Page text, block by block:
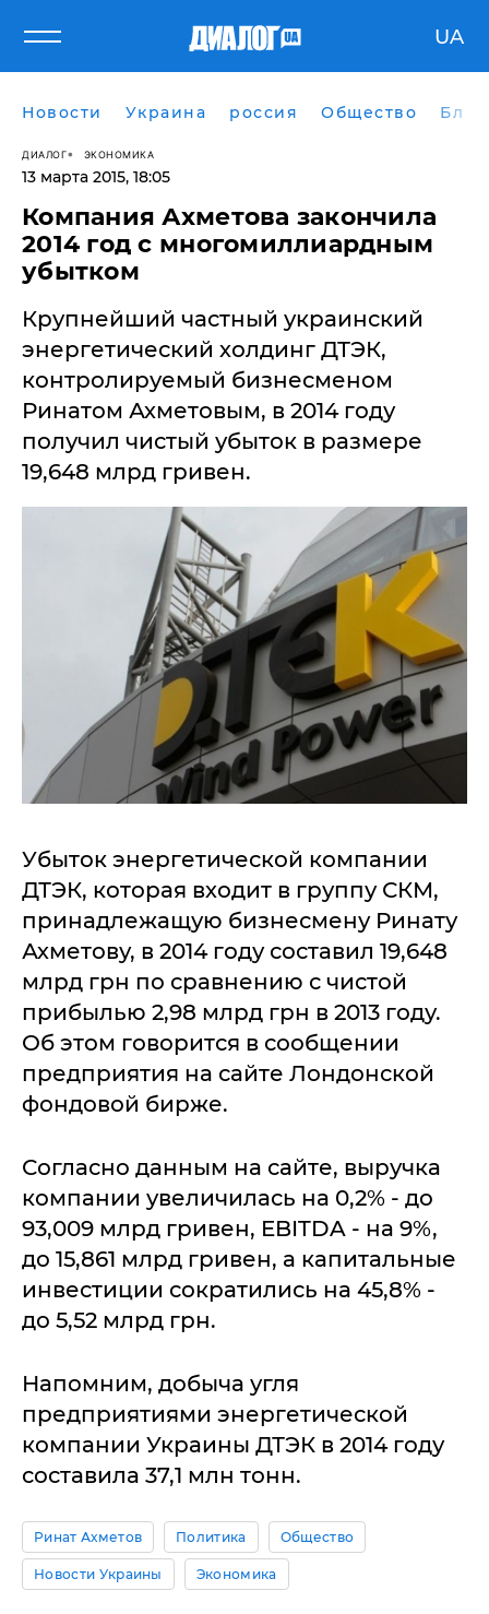
UA
Новости Украина россия Общество
ДИАЛОГ ЭКОНОМИКА
13 марта 2015, 18:05
Компания Ахметова закончила
2014 год с многомиллиардным
убытком
Крупнейший частный украинский
энергетический холдинг ДТЭК,
контролируемый бизнесменом
Ринатом Ахметовым, в 2014 году
получил чистый убыток в размере
19,648 млрд гривен.
Убыток энергетической компании
ДТЭК, которая входит в группу СКМ,
принадлежащую бизнесмену Ринату
Ахметову, в 2014 году составил 19,648
млрд грн по сравнению с чистой
прибылью 2,98 млрд грн в 2013 году.
Об этом говорится в сообщении
предприятия на сайте Лондонской
фондовой бирже.
Согласно данным на сайте, выручка
компании увеличилась на 0,2% - до
93,009 млрд гривен, EBITDA - на 9%,
до 15,861 млрд гривен, а капитальные
инвестиции сократились на 45,8% -
до 5,52 млрд грн.
Напомним, добыча угля
предприятиями энергетической
компании Украины ДТЭК в 2014 году
составила 37,1 млн тонн.
Ринат Ахметов Политика Общество
Новости Украины Экономика